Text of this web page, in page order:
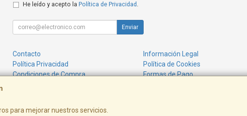
para mejorar nuestros servicios.
He leído y acepto la Política de Privacidad .
Enviar
Contacto
Información Legal
Política Privacidad
Política de Cookies
Condiciones de Compra
Formas de Pago